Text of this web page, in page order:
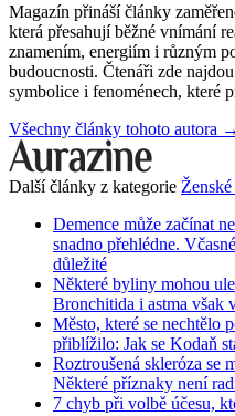
Magazín přináší články
která přesahují běžné vnímání
znamením, energiím i různým
budoucnosti. Čtenáři zde
symbolice i fenoménech, které
Všechny články tohoto autora →
Další články z kategorie
Demence může začínat
snadno přehlédne.
důležité
Některé byliny mohou
Bronchitida i astma však
Město, které se nechtělo
přiblížilo: Jak se Kodaň
Roztroušená skleróza se
Některé příznaky není
7 chyb při volbě účesu,